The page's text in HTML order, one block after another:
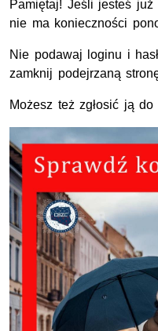
Pamiętaj! Jeśli jesteś
nie ma konieczności
Nie podawaj loginu i
zamknij podejrzaną
Możesz też zgłosić ją do